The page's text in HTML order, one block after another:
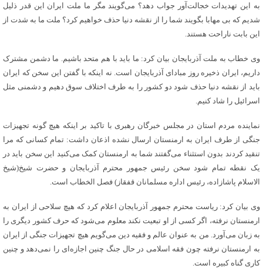
به این تهدیدات خجالت‌آور جواب دهد؟ می‌گویند مگر ما ملت ایران این قدر ذلیل
شدیم که بی مهابا بگویند شما را از نقشه دنیا حذف خواهیم کرد؟ ملت ما به شدت از
این بابت ناراحت هستند.
وی خطاب به ملت آذربایجان بیان کرد: ما باید با هم متحد باشیم. ما دشمن مشترک
داریم، ایران ذخیره روز مبادای آذربایجان است. نه اینکه با گفتن این سخن که ایران
باید از نقشه دنیا حذف شود دو کشور را به طرف اختلاف سوق دهیم و دشمنی مثل
اسرائیل را شاد کنیم.
نماینده مردم استان در مجلس خبرگان رهبری با تاکید بر اینکه هیچ گونه تجهیزات
جنگی از طرف ایران به ارمنستان ارسال نشده اذعان داشت: تمام کسانی که مرا
تنقید کردند بدون استثناء می‌گفتند شما به ارمنستان کمک می‌کنید این سخن باید در
یک نقطه تمام شود سخن رئیس جمهور محترم آذربایجان و حضرت شیخ(شیخ
الاسلام پاشازاده، رئیس اداره مسلمانان قفقاز) فصل الخطاب است.
وی بیان کرد: ریاست محترم جمهور آذربایجان اعلام کرد که هیچ سلاحی از ایران به
ارمنستان نرفته، اگر کسی از او تبعیت نکند معلوم می‌شود که حرف کشور دیگری را
به زبان می‌آورد. من به عنوان عالم و فقیه دین می‌گویم هیچ تجهیزات جنگی از ایران
به ارمنستان نرفته چون فقه اسلامی در حال جنگ چنین اجازه‌ای را نمی‌دهد و چنین
کاری گناه کبیره است.